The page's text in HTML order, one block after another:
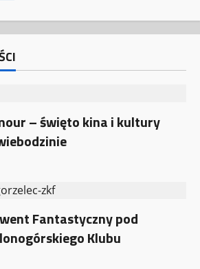
– święto kina i kultury
Fantastyczny pod
Klubu